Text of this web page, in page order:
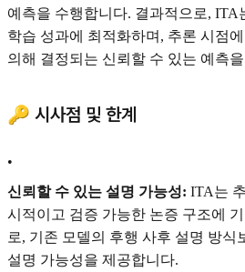
예측을 수행합니다. 결과적으로, ITA
학습 성과에 최적화하며, 추론 시점
의해 결정되는 신뢰할 수 있는 예측
🔑 시사점 및 한계
•
신뢰할 수 있는 설명 가능성: ITA는
시적이고 검증 가능한 논증 구조에
로, 기존 모델의 후행 사후 설명 방식
설명 가능성을 제공합니다.